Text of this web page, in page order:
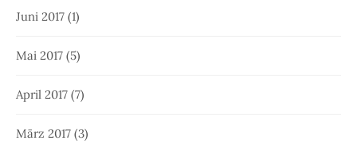
Juni 2017 (1)
Mai 2017 (5)
April 2017 (7)
März 2017 (3)